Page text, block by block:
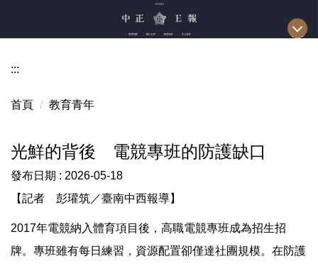
區
:::
首頁 教育青年
光鮮的背後 電競專班的防護缺口
發布日期 : 2026-05-18
【記者 彭瓘筑／臺南中西報導】
2017年電競納入體育項目後，高職電競專班成為招生招
牌。專班雖有每日練習，資源配置卻僅達社團規模。在防護